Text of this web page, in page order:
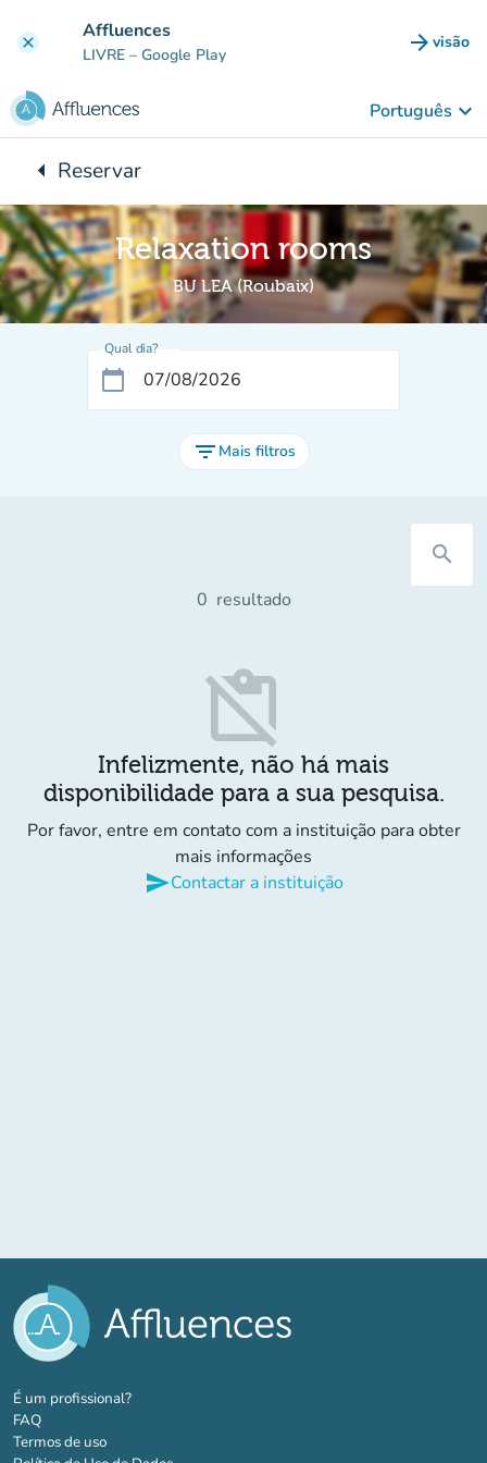
clear Affluences
LIVRE – Google Play arrow_forward visão
(novo
Português keyboard_arrow_down
arrow_leftVoltar para:
Reservar
Relaxation rooms
BU LEA (Roubaix)
Qual dia?
calendar_today
filter_list Mais filtros
search
0 resultado
content_paste_off
Infelizmente, não há mais
disponibilidade para a sua pesquisa.
Por favor, entre em contato com a instituição para obter
mais informações
sendContactar a instituição
É um profissional?(novo separador)
FAQ
Termos de uso